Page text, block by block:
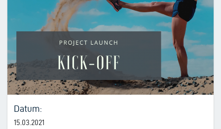
Datum:
15.03.2021